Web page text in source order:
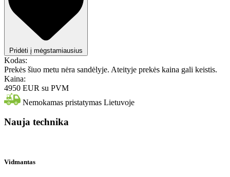
Pridėti į mėgstamiausius
Kodas:
Prekės šiuo metu nėra sandėlyje. Ateityje prekės kaina gali keistis.
Kaina:
4950 EUR su PVM
Nemokamas pristatymas Lietuvoje
Nauja technika
Vidmantas